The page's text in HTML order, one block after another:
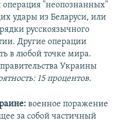
операция "неопознанных"
удары из Беларуси, или
русскоязычного
Другие операции
в любой точке мира.
Украины
15 процентов.
военное поражение
за собой частичный